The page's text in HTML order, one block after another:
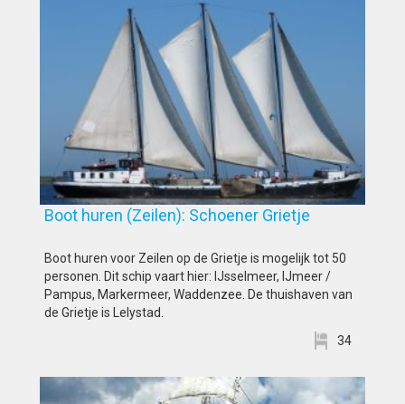
Boot huren (Zeilen): Schoener Grietje
Boot huren voor Zeilen op de Grietje is mogelijk tot 50
personen. Dit schip vaart hier: IJsselmeer, IJmeer /
Pampus, Markermeer, Waddenzee. De thuishaven van
de Grietje is Lelystad.
34